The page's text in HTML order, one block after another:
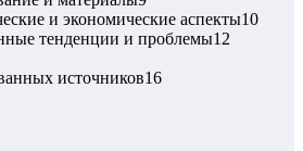
и экономические аспекты10
тенденции и проблемы12
источников16